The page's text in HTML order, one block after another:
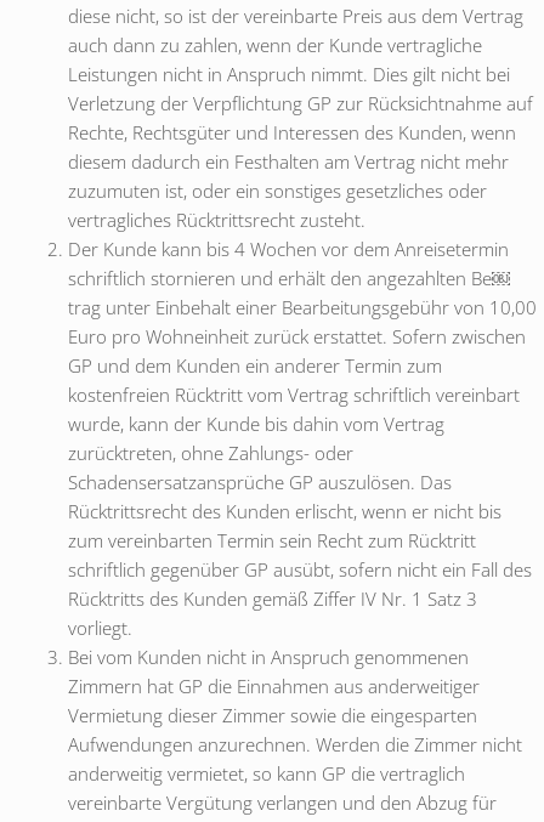
diese nicht, so ist der vereinbarte Preis aus dem Vertrag
auch dann zu zahlen, wenn der Kunde vertragliche
Leistungen nicht in Anspruch nimmt. Dies gilt nicht bei
Verletzung der Verpflichtung GP zur Rücksichtnahme auf
Rechte, Rechtsgüter und Interessen des Kunden, wenn
diesem dadurch ein Festhalten am Vertrag nicht mehr
zuzumuten ist, oder ein sonstiges gesetzliches oder
vertragliches Rücktrittsrecht zusteht.
Der Kunde kann bis 4 Wochen vor dem Anreisetermin
schriftlich stornieren und erhält den angezahlten Be￼
trag unter Einbehalt einer Bearbeitungsgebühr von 10,00
Euro pro Wohneinheit zurück erstattet. Sofern zwischen
GP und dem Kunden ein anderer Termin zum
kostenfreien Rücktritt vom Vertrag schriftlich vereinbart
wurde, kann der Kunde bis dahin vom Vertrag
zurücktreten, ohne Zahlungs- oder
Schadensersatzansprüche GP auszulösen. Das
Rücktrittsrecht des Kunden erlischt, wenn er nicht bis
zum vereinbarten Termin sein Recht zum Rücktritt
schriftlich gegenüber GP ausübt, sofern nicht ein Fall des
Rücktritts des Kunden gemäß Ziffer IV Nr. 1 Satz 3
vorliegt.
Bei vom Kunden nicht in Anspruch genommenen
Zimmern hat GP die Einnahmen aus anderweitiger
Vermietung dieser Zimmer sowie die eingesparten
Aufwendungen anzurechnen. Werden die Zimmer nicht
anderweitig vermietet, so kann GP die vertraglich
vereinbarte Vergütung verlangen und den Abzug für